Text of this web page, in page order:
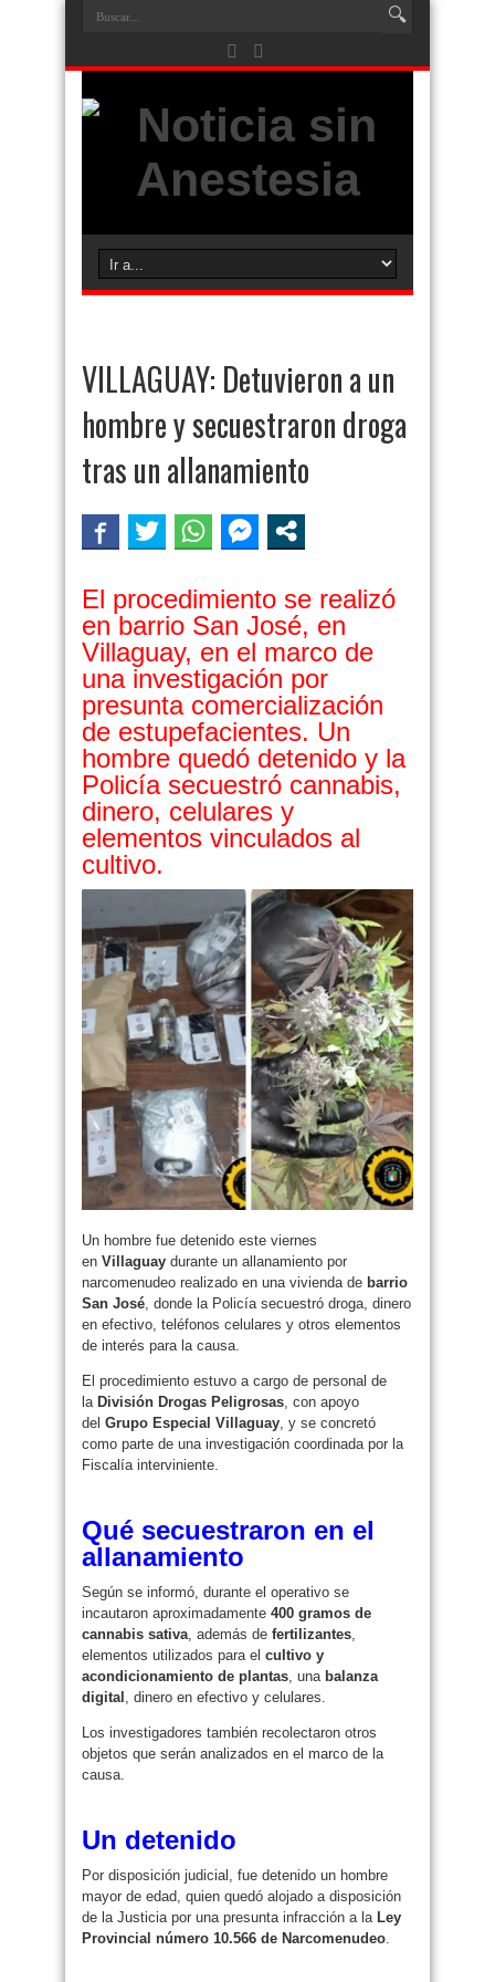
VILLAGUAY: Detuvieron a un
hombre y secuestraron droga
tras un allanamiento
El procedimiento se realizó
en barrio San José, en
Villaguay, en el marco de
una investigación por
presunta comercialización
de estupefacientes. Un
hombre quedó detenido y la
Policía secuestró cannabis,
dinero, celulares y
elementos vinculados al
cultivo.
Un hombre fue detenido este viernes
en Villaguay durante un allanamiento por
narcomenudeo realizado en una vivienda de barrio
San José, donde la Policía secuestró droga, dinero
en efectivo, teléfonos celulares y otros elementos
de interés para la causa.
El procedimiento estuvo a cargo de personal de
la División Drogas Peligrosas, con apoyo
del Grupo Especial Villaguay, y se concretó
como parte de una investigación coordinada por la
Fiscalía interviniente.
Qué secuestraron en el
allanamiento
Según se informó, durante el operativo se
incautaron aproximadamente 400 gramos de
cannabis sativa, además de fertilizantes,
elementos utilizados para el cultivo y
acondicionamiento de plantas, una balanza
digital , dinero en efectivo y celulares.
Los investigadores también recolectaron otros
objetos que serán analizados en el marco de la
causa.
Un detenido
Por disposición judicial, fue detenido un hombre
mayor de edad, quien quedó alojado a disposición
de la Justicia por una presunta infracción a la Ley
Provincial número 10.566 de Narcomenudeo.